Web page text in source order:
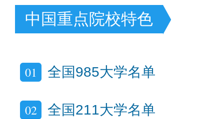
中国重点院校特色
01 全国985大学名单
02 全国211大学名单